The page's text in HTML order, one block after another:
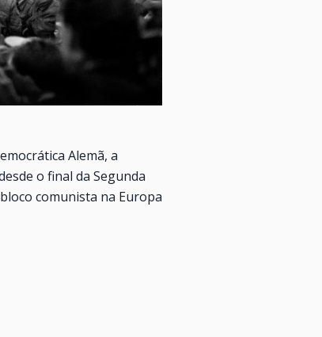
Alemã, a
o final da Segunda
comunista na Europa